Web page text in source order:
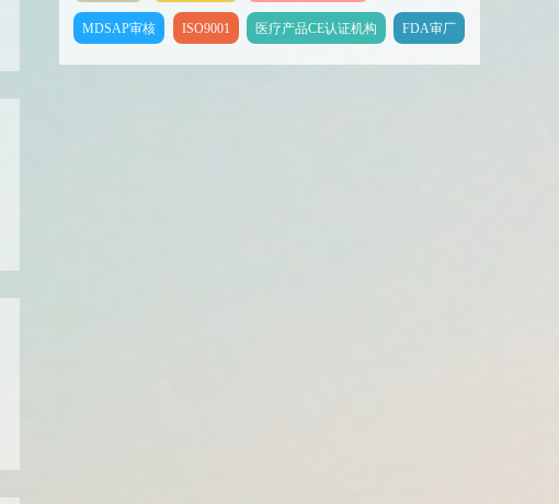
自由销售证书 FSC 欧盟自由销售证书 欧盟授权代表 欧盟自由销售证书 欧盟自由销售证明
MDSAP审核 ISO9001 医疗产品CE认证机构 FDA审厂